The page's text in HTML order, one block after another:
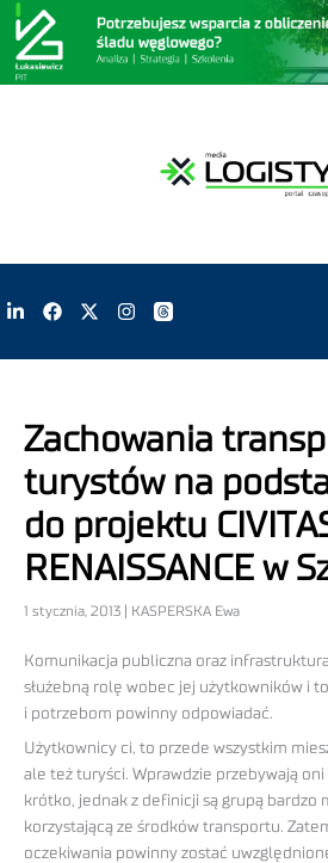
Zachowania
turystów na
do projektu
RENAISSANCE w
1 stycznia, 2013 | KASPERSKA Ewa
Komunikacja publiczna oraz
służebną rolę wobec jej użytkowników i
i potrzebom powinny odpowiadać.
Użytkownicy ci, to przede wszystkim
ale też turyści. Wprawdzie przebywają
krótko, jednak z definicji są grupą bardzo
korzystającą ze środków transportu.
oczekiwania powinny zostać